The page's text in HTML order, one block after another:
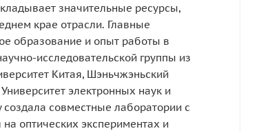
значительные ресурсы,
крае отрасли. Главные
образование и опыт работы в
исследовательской группы из
Китая, Шэньчжэньский
электронных наук и
совместные лаборатории с
оптических экспериментах и